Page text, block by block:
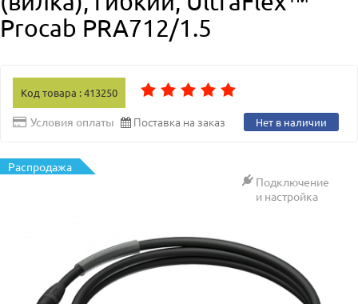
Procab PRA712/1.5
Код товара : 413250
Условия оплаты Поставка на заказ Нет в наличии
Распродажа
Подключение
и настройка